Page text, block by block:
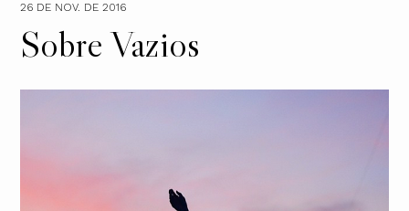
26 DE NOV. DE 2016
Sobre Vazios